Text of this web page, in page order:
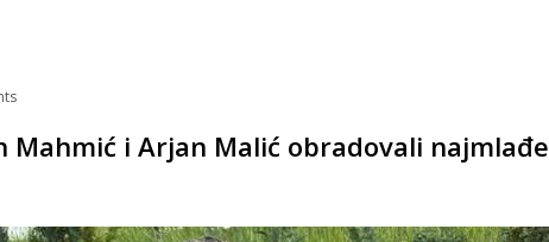
Mahmić i Arjan Malić obradovali najmlađe